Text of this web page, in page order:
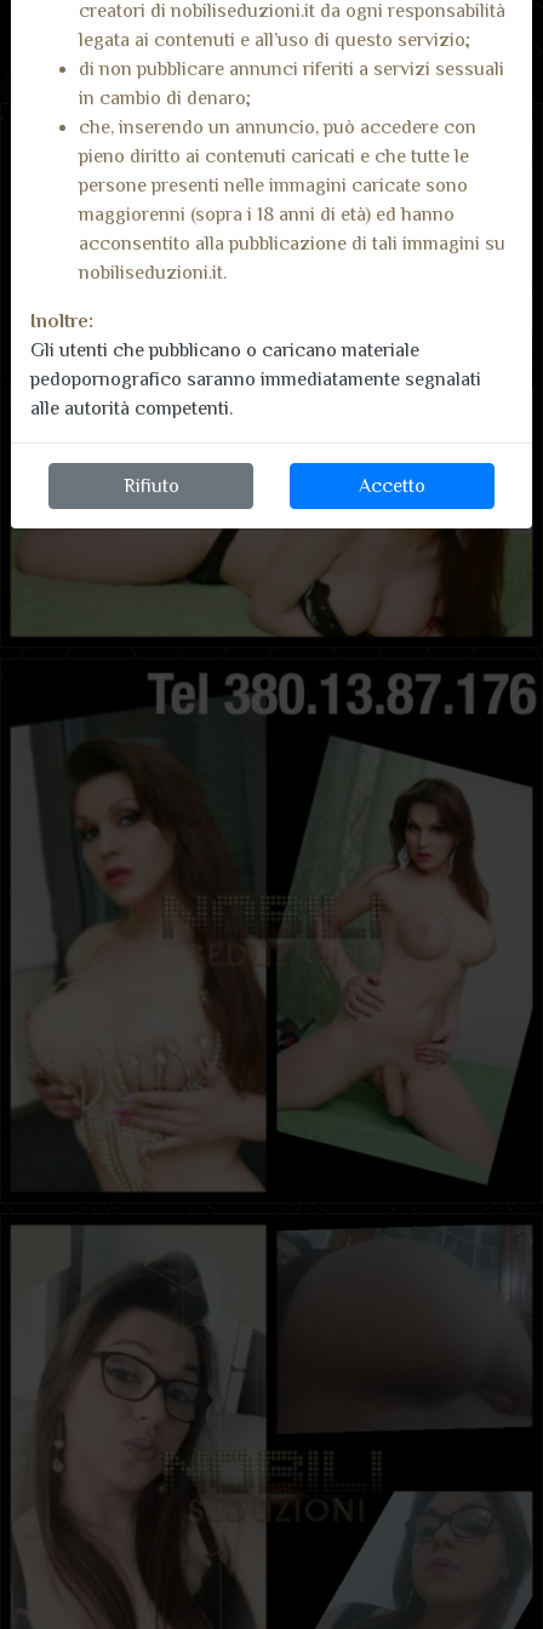
creatori di nobiliseduzioni.it da ogni responsabilità
legata ai contenuti e all’uso di questo servizio;
di non pubblicare annunci riferiti a servizi sessuali
in cambio di denaro;
che, inserendo un annuncio, può accedere con
pieno diritto ai contenuti caricati e che tutte le
persone presenti nelle immagini caricate sono
maggiorenni (sopra i 18 anni di età) ed hanno
acconsentito alla pubblicazione di tali immagini su
nobiliseduzioni.it.
Inoltre:
Gli utenti che pubblicano o caricano materiale
pedopornografico saranno immediatamente segnalati
alle autorità competenti.
Rifiuto Accetto